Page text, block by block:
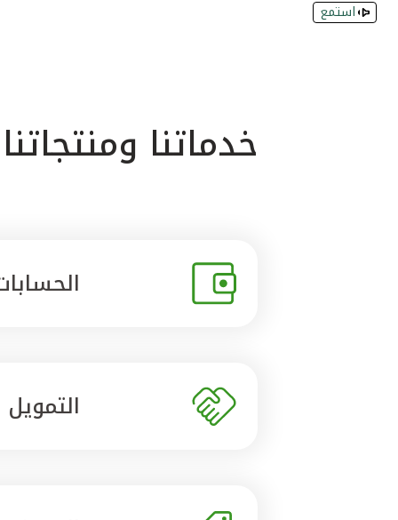
استمع
خدماتنا ومنتجاتنا
التمويل